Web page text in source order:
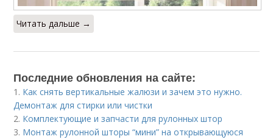
Читать дальше →
Последние обновления на сайте:
1. Как снять вертикальные жалюзи и зачем это нужно.
Демонтаж для стирки или чистки
2. Комплектующие и запчасти для рулонных штор
3. Монтаж рулонной шторы “мини” на открывающуюся